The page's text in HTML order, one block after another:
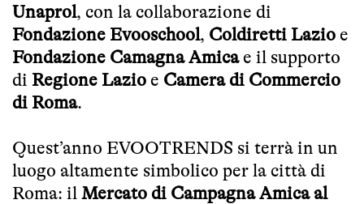
Unaprol, con la collaborazione di
Fondazione Evooschool, Coldiretti Lazio e
Fondazione Camagna Amicae il supporto
di Regione Lazio e Camera di Commercio
di Roma.
Quest’anno EVOOTRENDS si terrà in un
luogo altamente simbolico per la città di
Roma: il Mercato di Campagna Amica al